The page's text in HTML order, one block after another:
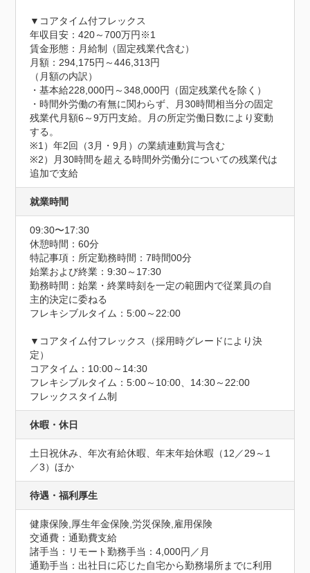
▼コアタイム付フレックス
年収目安：420～700万円※1
賃金形態：月給制（固定残業代含む）
月額：294,175円～446,313円
（月額の内訳）
・基本給228,000円～348,000円（固定残業代を除く）
・時間外労働の有無に関わらず、月30時間相当分の固定
残業代月額6～9万円支給。月の所定労働日数により変動
する。
※1）年2回（3月・9月）の業績連動賞与含む
※2）月30時間を超える時間外労働分についての残業代は
追加で支給
就業時間
09:30〜17:30
休憩時間：60分
特記事項：所定勤務時間：7時間00分
始業および終業：9:30～17:30
勤務時間：始業・終業時刻を一定の範囲内で従業員の自
主的決定に委ねる
フレキシブルタイム：5:00～22:00
▼コアタイム付フレックス（採用時グレードにより決
定）
コアタイム：10:00～14:30
フレキシブルタイム：5:00～10:00、14:30～22:00
フレックスタイム制
休暇・休日
土日祝休み、年次有給休暇、年末年始休暇（12／29～1
／3）ほか
待遇・福利厚生
健康保険,厚生年金保険,労災保険,雇用保険
交通費：通勤費支給
諸手当：リモート勤務手当：4,000円／月
通勤手当：出社日に応じた自宅から勤務場所までに利用